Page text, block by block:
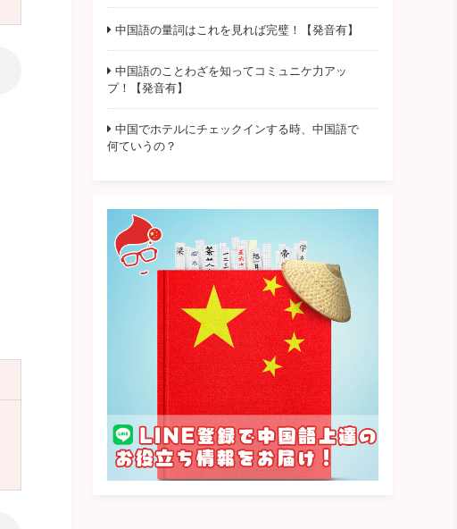
中国語の量詞はこれを見れば完璧！【発音有】
中国語のことわざを知ってコミュニケ力アッ
プ！【発音有】
中国でホテルにチェックインする時、中国語で
何ていうの？